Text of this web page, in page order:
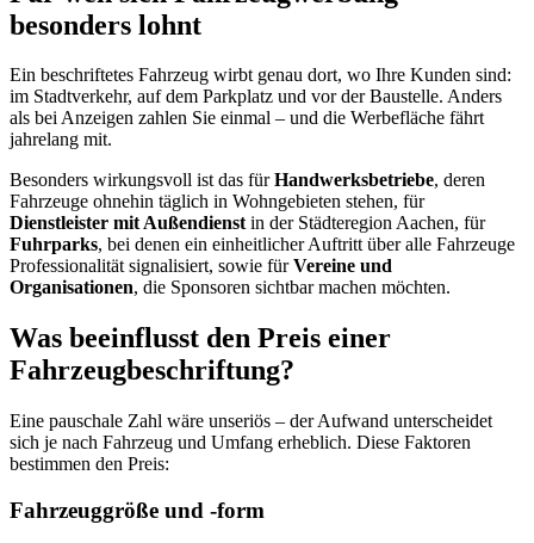
besonders lohnt
Ein beschriftetes Fahrzeug wirbt genau dort, wo Ihre Kunden sind:
im Stadtverkehr, auf dem Parkplatz und vor der Baustelle. Anders
als bei Anzeigen zahlen Sie einmal – und die Werbefläche fährt
jahrelang mit.
Besonders wirkungsvoll ist das fürHandwerksbetriebe, deren
Fahrzeuge ohnehin täglich in Wohngebieten stehen, für
Dienstleister mit Außendienstin der Städteregion Aachen, für
Fuhrparks, bei denen ein einheitlicher Auftritt über alle Fahrzeuge
Professionalität signalisiert, sowie fürVereine und
Organisationen, die Sponsoren sichtbar machen möchten.
Was beeinflusst den Preis einer
Fahrzeugbeschriftung?
Eine pauschale Zahl wäre unseriös – der Aufwand unterscheidet
sich je nach Fahrzeug und Umfang erheblich. Diese Faktoren
bestimmen den Preis:
Fahrzeuggröße und -form